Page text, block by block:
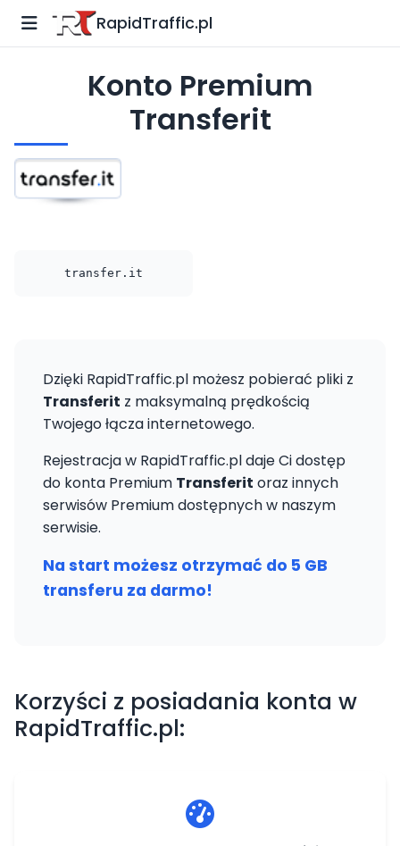
RapidTraffic.pl
Konto Premium
Transferit
transfer.it
Dzięki RapidTraffic.pl możesz pobierać pliki z
Transferit z maksymalną prędkością
Twojego łącza internetowego.
Rejestracja w RapidTraffic.pl daje Ci dostęp
do konta Premium Transferit oraz innych
serwisów Premium dostępnych w naszym
serwisie.
Na start możesz otrzymać do 5 GB
transferu za darmo!
Korzyści z posiadania konta w
RapidTraffic.pl: